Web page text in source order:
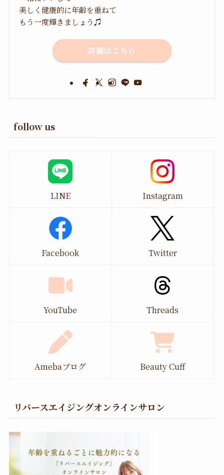
美しく健康的に年齢を重ねて
もう一度輝きましょう♫
詳細はこちら
follow us
LINE Instagram
Facebook Twitter
YouTube Threads
Amebaブログ Beauty Cuff
リバースエイジングオンラインサロン